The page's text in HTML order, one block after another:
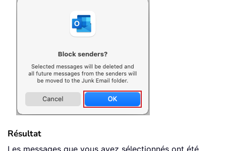
Résultat
Les messages que vous avez sélectionnés ont été